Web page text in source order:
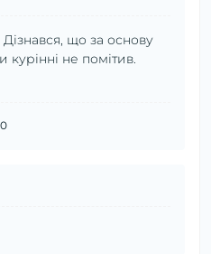
що за основу
курінні не помітив.
0